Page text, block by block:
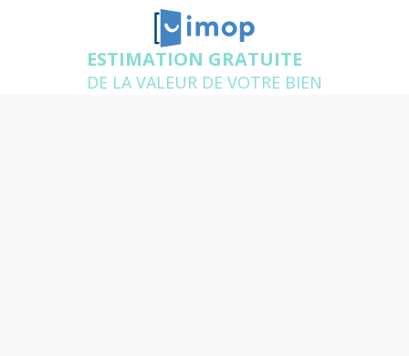
ESTIMATION GRATUITE
DE LA VALEUR DE VOTRE BIEN